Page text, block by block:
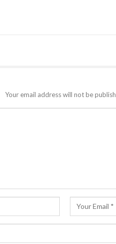
Your email address will not be